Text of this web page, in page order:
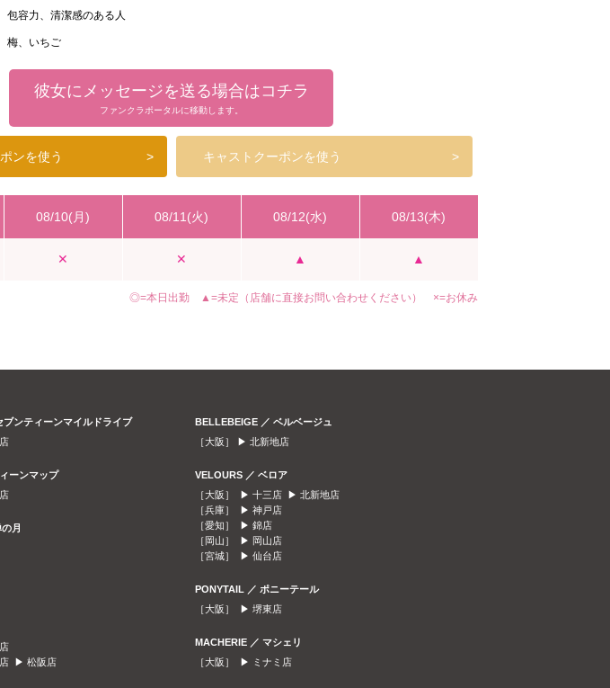
包容力、清潔感のある人
梅、いちご
野球観戦
お酒飲む
ゲーム、読者
大衆居酒屋デート
お花
彼女にメッセージを送る場合はコチラ
ファンクラポータルに移動します。
ンを使う > キャストクーポンを使う >
08/10(月) 08/11(火) 08/12(水) 08/13(木)
✕ ✕ ▲ ▲
◎=本日出勤 ▲=未定（店舗に直接お問い合わせください） ×=お休み
ブンティーンマイルドライブ
ーンマップ
月
▶ 松阪店
BELLEBEIGE ／ ベルベージュ
［大阪］ ▶ 北新地店
VELOURS ／ ベロア
［大阪］ ▶ 十三店 ▶ 北新地店
［兵庫］ ▶ 神戸店
［愛知］ ▶ 錦店
［岡山］ ▶ 岡山店
［宮城］ ▶ 仙台店
PONYTAIL ／ ポニーテール
［大阪］ ▶ 堺東店
MACHERIE ／ マシェリ
［大阪］ ▶
ミナミ店